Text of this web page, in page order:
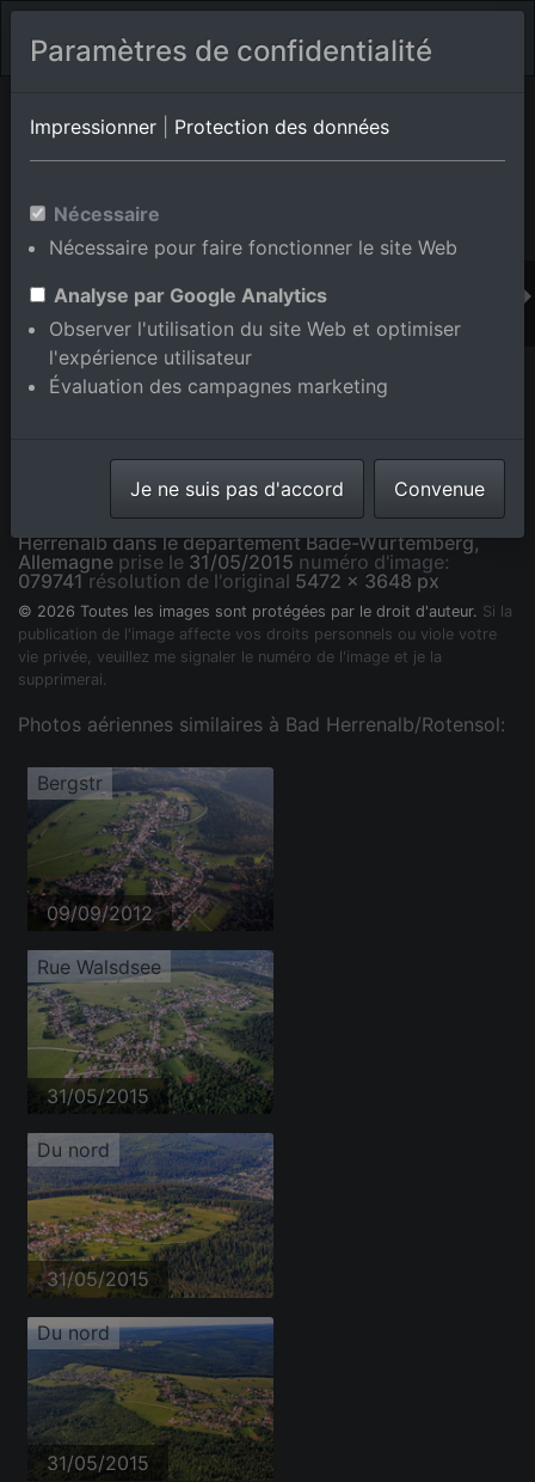
Album de lieux Bad Herrenalb/Rotensol
Wurtemberg,Allemagne
Ajouter au panier int.
Quartier de la rue à le quartier Rotensol in Bad
Herrenalb dans le département Bade-Wurtemberg,
Allemagne prise le 31/05/2015 numéro d'image:
079741résolution de l'original 5472 x 3648 px
© 2026 Toutes les images sont protégées par le droit d'auteur. Si la
publication de l'image affecte vos droits personnels ou viole votre
vie privée, veuillez me signaler le numéro de l'image et je la
supprimerai.
Photos aériennes similaires à Bad Herrenalb/Rotensol:
Bergstr
09/09/2012
Rue Walsdsee
31/05/2015
Du nord
31/05/2015
Du nord
31/05/2015
Paramètres de confidentialité
Impressionner Protection des données
Nécessaire
Nécessaire pour faire fonctionner le site Web
Analyse par Google Analytics
Observer l'utilisation du site Web et optimiser
l'expérience utilisateur
Évaluation des campagnes marketing
Je ne suis pas d'accord Convenue